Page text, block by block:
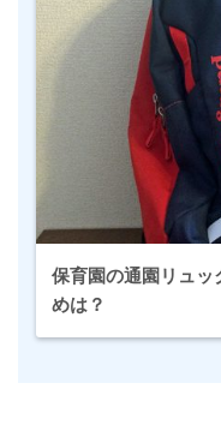
保育園の通園リュッ
めは？